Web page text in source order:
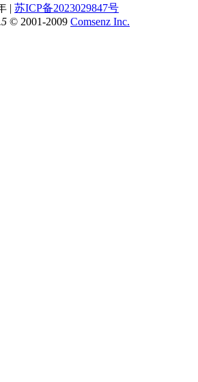
| 苏ICP备2023029847号
© 2001-2009 Comsenz Inc.